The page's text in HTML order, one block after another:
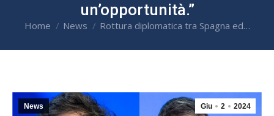
un’opportunità.”
You are here:
Home News Rottura diplomatica tra Spagna ed…
Giu 2 2024
News